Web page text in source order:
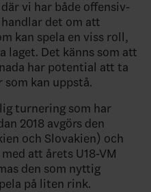
vi har både offensiv-
det om att
kan spela en viss roll,
laget. Det känns som att
har potential att ta
som kan uppstå.
turnering som har
2018 avgörs den
och Slovakien) och
att årets U18-VM
den som nyttig
på liten rink.